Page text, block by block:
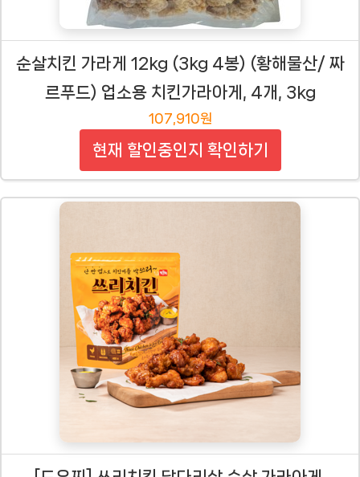
순살치킨 가라게 12kg (3kg 4봉) (황해물산/ 짜
르푸드) 업소용 치킨가라아게, 4개, 3kg
107,910원
현재 할인중인지 확인하기